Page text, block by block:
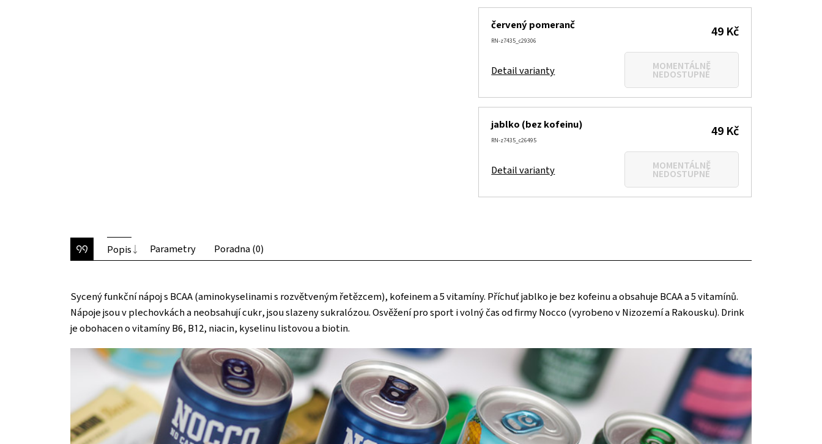
červený pomeranč
RN-z7435_c29306
49 Kč
Detail varianty
MOMENTÁLNĚ
NEDOSTUPNÉ
jablko (bez kofeinu)
RN-z7435_c26495
49 Kč
Detail varianty
MOMENTÁLNĚ
NEDOSTUPNÉ
Popis Parametry Poradna (0)
Sycený funkční nápoj s BCAA (aminokyselinami s rozvětveným řetězcem), kofeinem a 5 vitamíny. Příchuť jablko je bez kofeinu a obsahuje BCAA a 5 vitamínů.
Nápoje jsou v plechovkách a neobsahují cukr, jsou slazeny sukralózou. Osvěžení pro sport i volný čas od firmy Nocco (vyrobeno v Nizozemí a Rakousku). Drink
je obohacen o vitamíny B6, B12, niacin, kyselinu listovou a biotin.